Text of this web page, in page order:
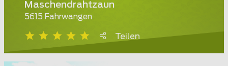
Maschendrahtzaun
5615 Fahrwangen
Teilen